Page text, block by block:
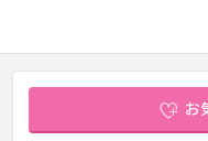
お